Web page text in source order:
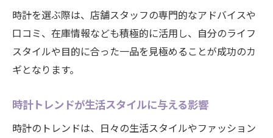
時計を選ぶ際は、店舗スタッフの専門的なアドバイスや
口コミ、在庫情報なども積極的に活用し、自分のライフ
スタイルや目的に合った一品を見極めることが成功のカ
ギとなります。
時計トレンドが生活スタイルに与える影響
時計のトレンドは、日々の生活スタイルやファッション